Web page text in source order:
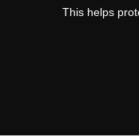
This helps